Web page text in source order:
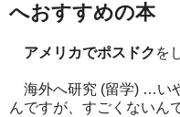
へおすすめの本
アメリカでポスドク を
海外へ研究 (留学) …い
んですが、すごくないん